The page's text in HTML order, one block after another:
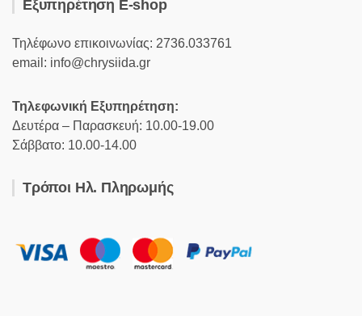
Εξυπηρέτηση E-shop
Τηλέφωνο επικοινωνίας: 2736.033761
email: info@chrysiida.gr
Τηλεφωνική Εξυπηρέτηση:
Δευτέρα – Παρασκευή: 10.00-19.00
Σάββατο: 10.00-14.00
Τρόποι Ηλ. Πληρωμής